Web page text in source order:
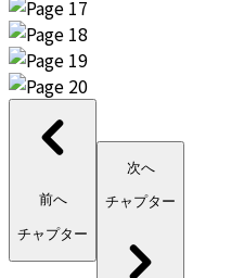
前へ
チャプター
次へ
チャプター